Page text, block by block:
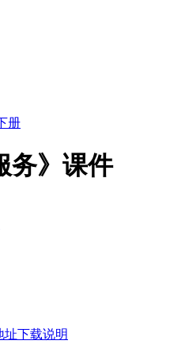
册
务》课件
址下载说明